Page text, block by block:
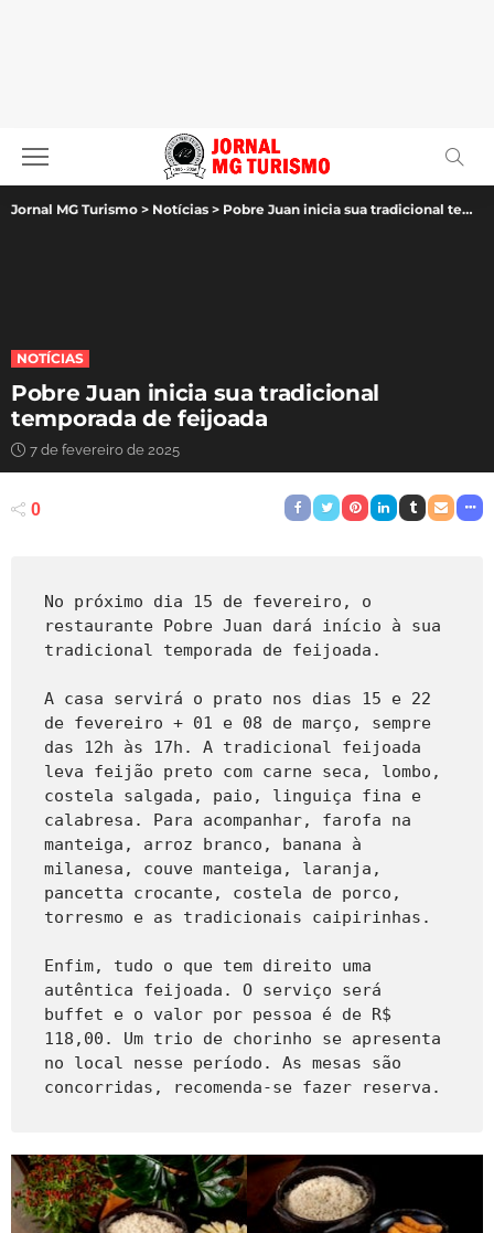
Jornal MG Turismo > Notícias > Pobre Juan inicia sua tradicional temporada de feijoada
NOTÍCIAS
Pobre Juan inicia sua tradicional
temporada de feijoada
7 de fevereiro de 2025
0
No próximo dia 15 de fevereiro, o
restaurante Pobre Juan dará início à sua
tradicional temporada de feijoada.
A casa servirá o prato nos dias 15 e 22
de fevereiro + 01 e 08 de março, sempre
das 12h às 17h. A tradicional feijoada
leva feijão preto com carne seca, lombo,
costela salgada, paio, linguiça fina e
calabresa. Para acompanhar, farofa na
manteiga, arroz branco, banana à
milanesa, couve manteiga, laranja,
pancetta crocante, costela de porco,
torresmo e as tradicionais caipirinhas.
Enfim, tudo o que tem direito uma
autêntica feijoada. O serviço será
buffet e o valor por pessoa é de R$
118,00. Um trio de chorinho se apresenta
no local nesse período. As mesas são
concorridas, recomenda-se fazer reserva.